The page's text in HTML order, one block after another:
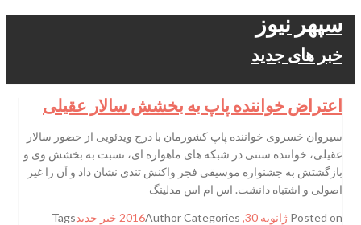
سپهر نیوز
خبر های جدید
اعتراض خواننده پاپ به بخشش سالار عقیلی
سیروان خسروی خواننده پاپ کشورمان با درج ویدئویی از حضور سالار
عقیلی، خواننده سنتی در شبکه های ماهواره ای، نسبت به بخشش وی و
بازگشتش به جشنواره موسیقی فجر واکنش تندی نشان داد و آن را غیر
اصولی و اشتباه دانشت. اس ام اس مدلینگ
Posted on ژانویه 30, 2016 AuthorCategories خبر جدیدTags